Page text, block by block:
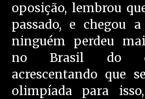
oposição, lembrou
passado, e chegou
ninguém perdeu
no Brasil do
acrescentando que
olimpíada para